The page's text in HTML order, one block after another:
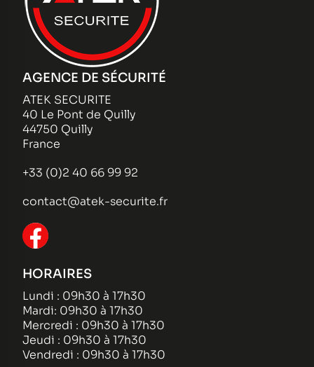
AGENCE DE SÉCURITÉ
ATEK SECURITE
40 Le Pont de Quilly
44750 Quilly
France
+33 (0)2 40 66 99 92
contact@atek-securite.fr
HORAIRES
Lundi : 09h30 à 17h30
Mardi: 09h30 à 17h30
Mercredi : 09h30 à 17h30
Jeudi : 09h30 à 17h30
Vendredi : 09h30 à 17h30